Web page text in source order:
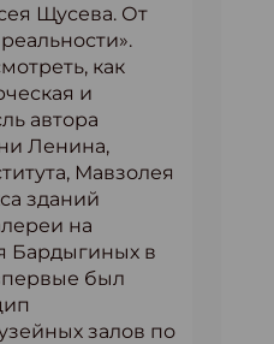
Щусева. От
как
и
автора
Ленина,
Мавзолея
зданий
на
Бардыгиных в
был
залов по